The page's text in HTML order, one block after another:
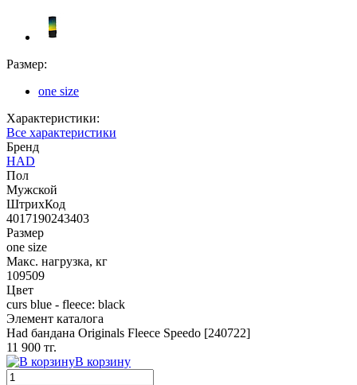
Размер:
one size
Характеристики:
Все характеристики
Бренд
HAD
Пол
Мужской
ШтрихКод
4017190243403
Размер
one size
Макс. нагрузка, кг
109509
Цвет
curs blue - fleece: black
Элемент каталога
Had бандана Originals Fleece Speedo [240722]
11 900 тг.
В корзину